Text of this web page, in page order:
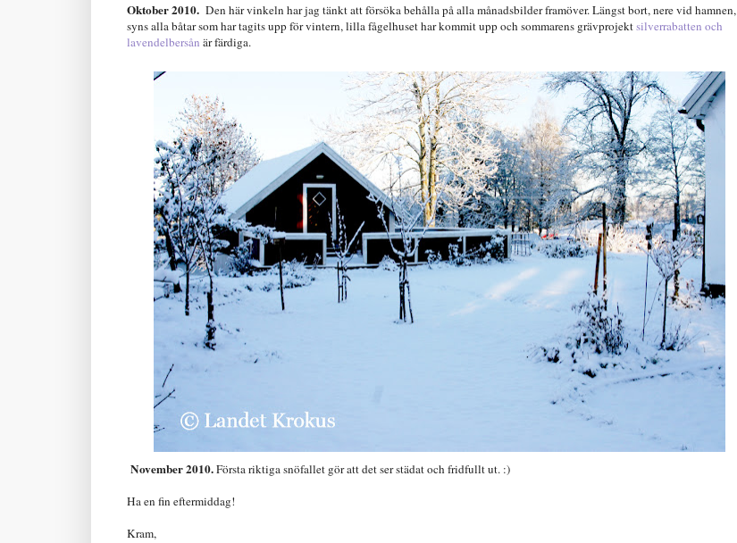
Oktober 2010. Den här vinkeln har jag tänkt att försöka behålla på alla månadsbilder framöver. Längst bort, nere vid hamnen,
syns alla båtar som har tagits upp för vintern, lilla fågelhuset har kommit upp och sommarens grävprojektsilverrabatten och
lavendelbersån är färdiga.
November 2010.Första riktiga snöfallet gör att det ser städat och fridfullt ut. :)
Ha en fin eftermiddag!
Kram,